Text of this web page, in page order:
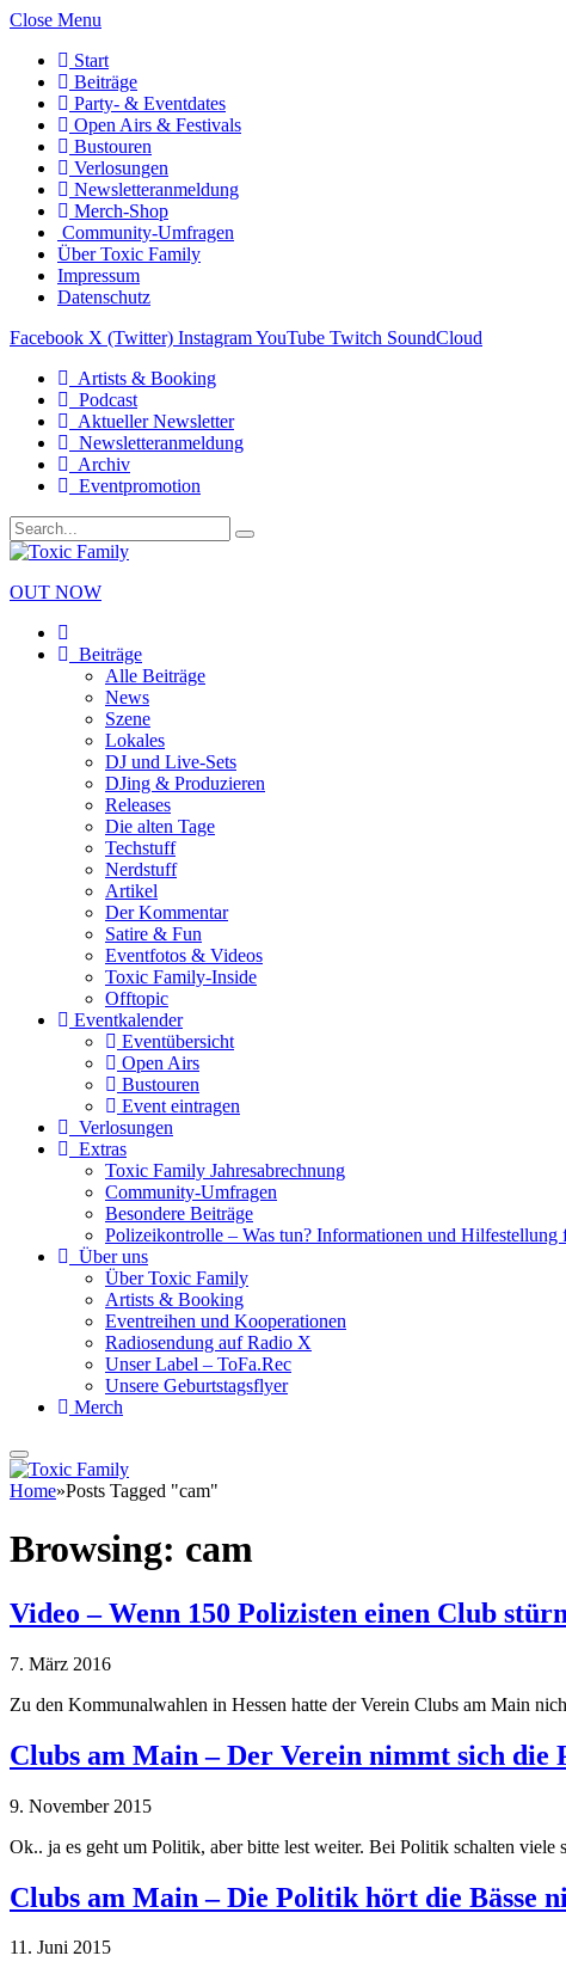
Close Menu
Start
Beiträge
Party- & Eventdates
Open Airs & Festivals
Bustouren
Verlosungen
Newsletteranmeldung
Merch-Shop
Community-Umfragen
Über Toxic Family
Impressum
Datenschutz
Facebook X (Twitter) InstagramYouTube Twitch SoundCloud
Artists & Booking
Podcast
Aktueller Newsletter
Newsletteranmeldung
Archiv
Eventpromotion
OUT NOW
Beiträge
Alle Beiträge
News
Szene
Lokales
DJ und Live-Sets
DJing & Produzieren
Releases
Die alten Tage
Techstuff
Nerdstuff
Artikel
Der Kommentar
Satire & Fun
Eventfotos & Videos
Toxic Family-Inside
Offtopic
Eventkalender
Eventübersicht
Open Airs
Bustouren
Event eintragen
Verlosungen
Extras
Toxic Family Jahresabrechnung
Community-Umfragen
Besondere Beiträge
Polizeikontrolle – Was tun? Informationen und Hilfestellung
Über uns
Über Toxic Family
Artists & Booking
Eventreihen und Kooperationen
Radiosendung auf Radio X
Unser Label – ToFa.Rec
Unsere Geburtstagsflyer
Merch
Home»Posts Tagged "cam"
Browsing: cam
Video – Wenn 150 Polizisten einen Club
7. März 2016
Zu den Kommunalwahlen in Hessen hatte der Verein Clubs am Main
Clubs am Main – Der Verein nimmt sich die
9. November 2015
Ok.. ja es geht um Politik, aber bitte lest weiter. Bei Politik schalten viele
Clubs am Main – Die Politik hört die Bässe
11. Juni 2015